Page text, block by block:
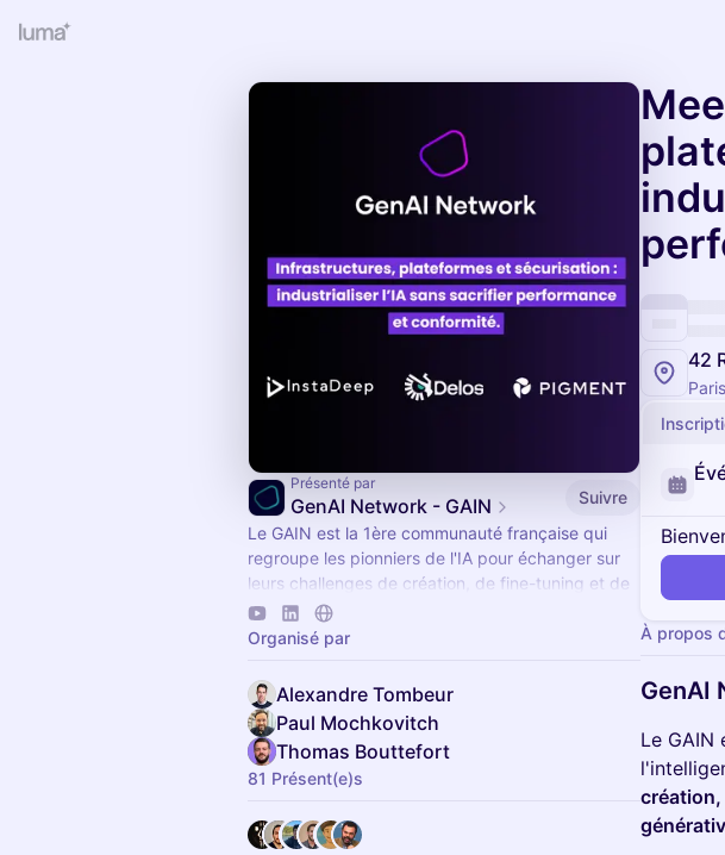
Présenté par
GenAI Network - GAIN
Suivre
Le GAIN est la 1ère communauté française qui
regroupe les pionniers de l'IA pour échanger sur
leurs challenges de création, de fine-tuning et de
mise en production d’algorithmes d’IA générative.
Organisé par
Alexandre Tombeur
Paul Mochkovitch
Thomas Bouttefort
81 Présent(e)s
42
À propos
GenAI
​Le GAIN
création,